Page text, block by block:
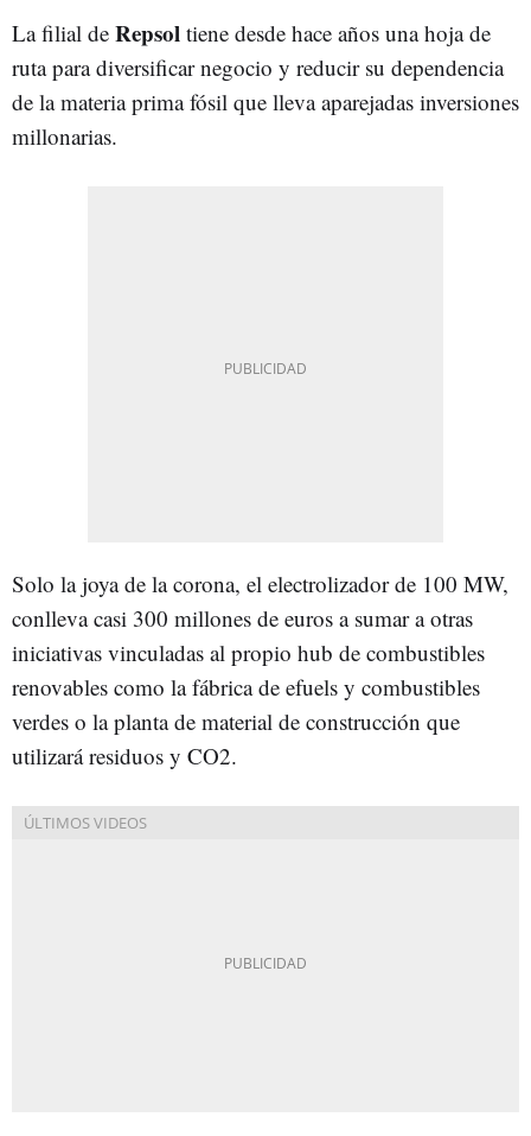
La filial de Repsol tiene desde hace años una hoja de
ruta para diversificar negocio y reducir su dependencia
de la materia prima fósil que lleva aparejadas inversiones
millonarias.
Solo la joya de la corona, el electrolizador de 100 MW,
conlleva casi 300 millones de euros a sumar a otras
iniciativas vinculadas al propio hub de combustibles
renovables como la fábrica de efuels y combustibles
verdes o la planta de material de construcción que
utilizará residuos y CO2.